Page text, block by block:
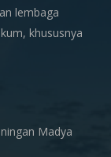
lembaga
khususnya
Madya